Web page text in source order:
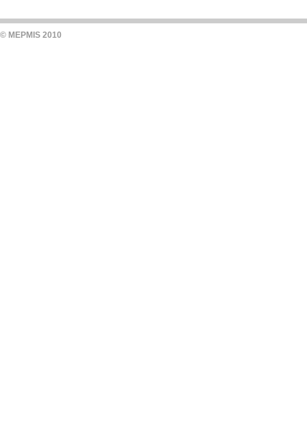
© MEPMIS 2010